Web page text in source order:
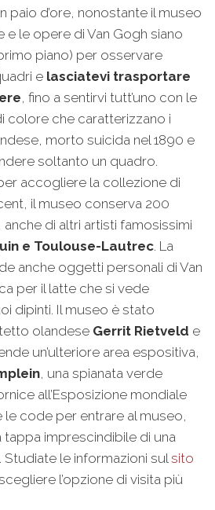
paio d’ore, nonostante il museo
e le opere di Van Gogh siano
piano) per osservare
e lasciatevi trasportare
, fino a sentirvi tutt’uno con le
colore che caratterizzano i
morto suicida nel 1890 e
soltanto un quadro.
accogliere la collezione di
il museo conserva 200
di altri artisti famosissimi
e Toulouse-Lautrec. La
anche oggetti personali di Van
per il latte che si vede
dipinti. Il museo è stato
olandese Gerrit Rietveld e
un’ulteriore area espositiva,
, una spianata verde
all’Esposizione mondiale
le code per entrare al museo,
tappa imprescindibile di una
Studiate le informazioni sulsito
l’opzione di visita più